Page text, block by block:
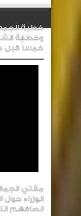
خطبة
وخطابة
خمسا
مفتي
الوزراء حول
انصافهم